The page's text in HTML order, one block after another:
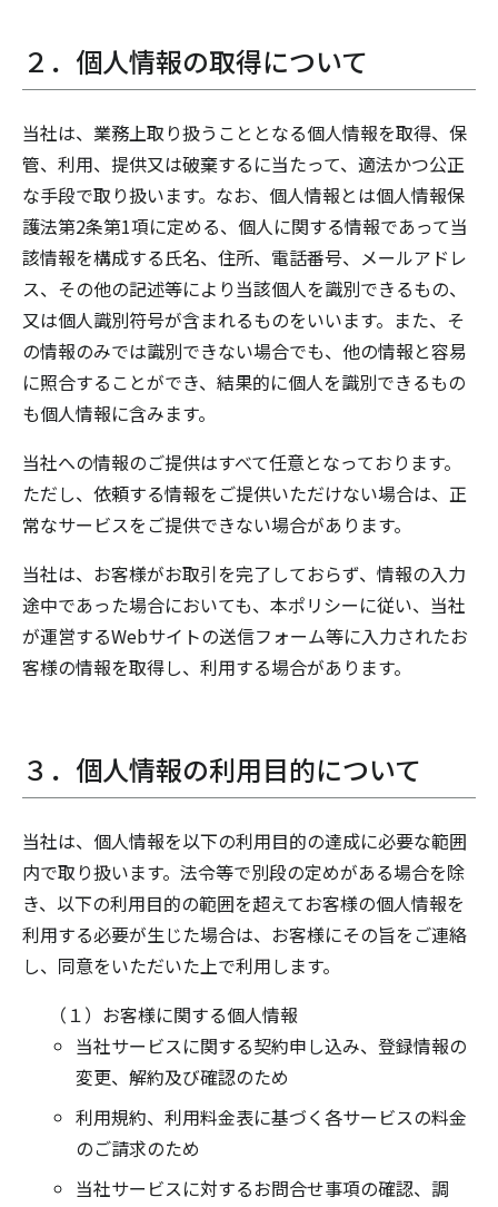
２．個人情報の取得について
当社は、業務上取り扱うこととなる個人情報を取得、保
管、利用、提供又は破棄するに当たって、適法かつ公正
な手段で取り扱います。なお、個人情報とは個人情報保
護法第2条第1項に定める、個人に関する情報であって当
該情報を構成する氏名、住所、電話番号、メールアドレ
ス、その他の記述等により当該個人を識別できるもの、
又は個人識別符号が含まれるものをいいます。また、そ
の情報のみでは識別できない場合でも、他の情報と容易
に照合することができ、結果的に個人を識別できるもの
も個人情報に含みます。
当社への情報のご提供はすべて任意となっております。
ただし、依頼する情報をご提供いただけない場合は、正
常なサービスをご提供できない場合があります。
当社は、お客様がお取引を完了しておらず、情報の入力
途中であった場合においても、本ポリシーに従い、当社
が運営するWebサイトの送信フォーム等に入力されたお
客様の情報を取得し、利用する場合があります。
３．個人情報の利用目的について
当社は、個人情報を以下の利用目的の達成に必要な範囲
内で取り扱います。法令等で別段の定めがある場合を除
き、以下の利用目的の範囲を超えてお客様の個人情報を
利用する必要が生じた場合は、お客様にその旨をご連絡
し、同意をいただいた上で利用します。
（１）お客様に関する個人情報
当社サービスに関する契約申し込み、登録情報の
変更、解約及び確認のため
利用規約、利用料金表に基づく各サービスの料金
のご請求のため
当社サービスに対するお問合せ事項の確認、調